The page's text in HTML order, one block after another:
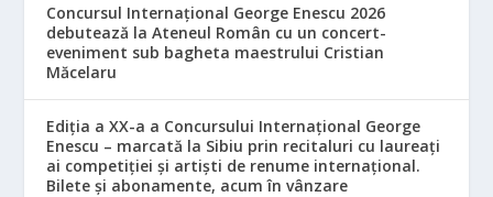
Concursul Internațional George Enescu 2026
debutează la Ateneul Român cu un concert-
eveniment sub bagheta maestrului Cristian
Măcelaru
Ediția a XX-a a Concursului Internațional George
Enescu – marcată la Sibiu prin recitaluri cu laureați
ai competiției și artiști de renume internațional.
Bilete și abonamente, acum în vânzare